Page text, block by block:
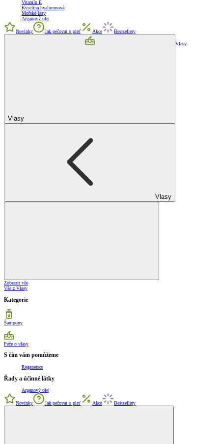
Vitamín E
Kyselina hyaluronová
Mořské řasy
Arganový olej
Novinky Jak pečovat o pleť Akce Bestsellery
Vlasy
Vlasy
Vlasy
Zobrazit vše
Vše z Vlasy
Kategorie
Šampony
Péče o vlasy
S čím vám pomůžeme
Regenerace
Řady a účinné látky
Arganový olej
Novinky Jak pečovat o pleť Akce Bestsellery